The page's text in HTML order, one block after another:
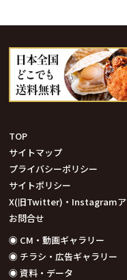
TOP
サイトマップ
プライバシーポリシー
サイトポリシー
X(旧Twitter)・Instagramア
お問合せ
◉ CM・動画ギャラリー
◉ チラシ・広告ギャラリー
◉ 資料・データ